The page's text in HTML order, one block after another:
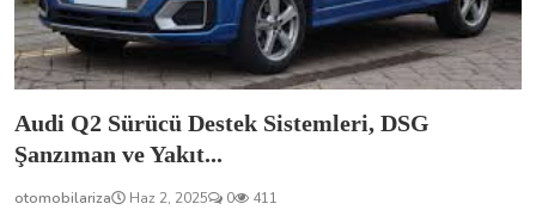
Audi Q2 Sürücü Destek Sistemleri, DSG
Şanzıman ve Yakıt...
otomobilariza Haz 2, 2025 0 411